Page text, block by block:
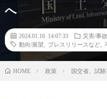
へ
2024.01.16 14:07:33
災害/事
動向/展望
プレスリリースなど
HOME 政策 国交省、試